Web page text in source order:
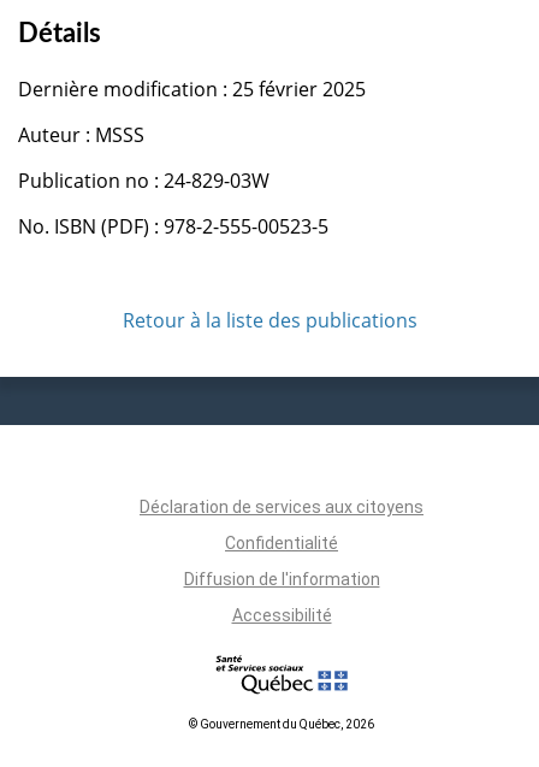
Détails
Dernière modification : 25 février 2025
Auteur : MSSS
Publication no : 24-829-03W
No. ISBN (PDF) : 978-2-555-00523-5
Retour à la liste des publications
Déclaration de services aux citoyens
Confidentialité
Diffusion de l'information
Accessibilité
© Gouvernement du Québec, 2026